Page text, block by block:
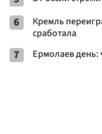
6
Кремль
сработала
7 Ермолаев день: